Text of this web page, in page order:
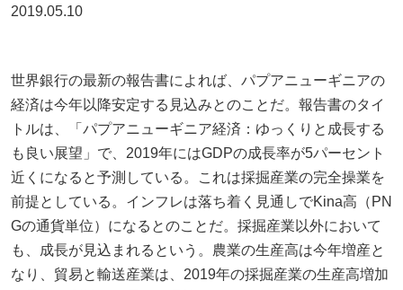
2019.05.10
世界銀行の最新の報告書によれば、パプアニューギニアの
経済は今年以降安定する見込みとのことだ。報告書のタイ
トルは、「パプアニューギニア経済：ゆっくりと成長する
も良い展望」で、2019年にはGDPの成長率が5パーセント
近くになると予測している。これは採掘産業の完全操業を
前提としている。インフレは落ち着く見通しでKina高（PN
Gの通貨単位）になるとのことだ。採掘産業以外において
も、成長が見込まれるという。農業の生産高は今年増産と
なり、貿易と輸送産業は、2019年の採掘産業の生産高増加